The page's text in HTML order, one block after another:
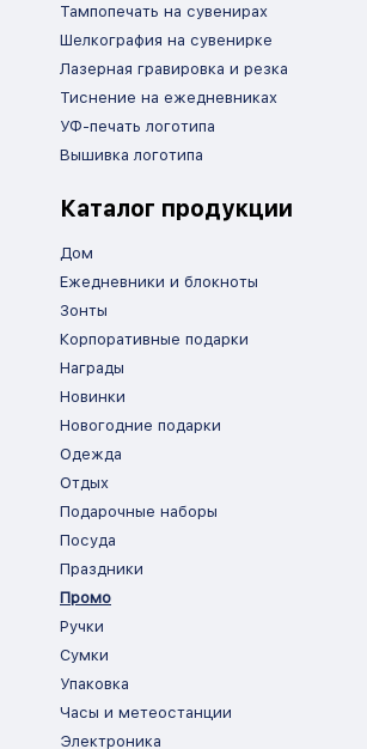
Тампопечать на сувенирах
Шелкография на сувенирке
Лазерная гравировка и резка
Тиснение на ежедневниках
УФ-печать логотипа
Вышивка логотипа
Каталог продукции
Дом
Ежедневники и блокноты
Зонты
Корпоративные подарки
Награды
Новинки
Новогодние подарки
Одежда
Отдых
Подарочные наборы
Посуда
Праздники
Промо
Ручки
Сумки
Упаковка
Часы и метеостанции
Электроника